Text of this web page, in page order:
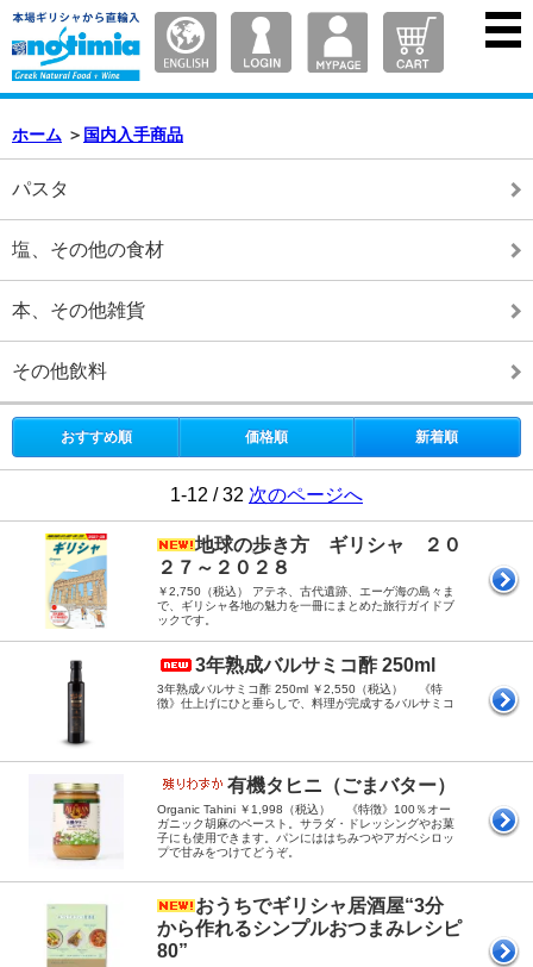
ホーム ＞ 国内入手商品
パスタ
塩、その他の食材
本、その他雑貨
その他飲料
おすすめ順 価格順 新着順
1-12 / 32 次のページへ
地球の歩き方 ギリシャ ２０
２７～２０２８
￥2,750（税込） アテネ、古代遺跡、エーゲ海の島々ま
で、ギリシャ各地の魅力を一冊にまとめた旅行ガイドブ
ックです。
3年熟成バルサミコ酢 250ml
3年熟成バルサミコ酢 250ml ￥2,550（税込） 《特
徴》仕上げにひと垂らしで、料理が完成するバルサミコ
有機タヒニ（ごまバター）
Organic Tahini ￥1,998（税込） 《特徴》100％オー
ガニック胡麻のペースト。サラダ・ドレッシングやお菓
子にも使用できます。パンにははちみつやアガベシロッ
プで甘みをつけてどうぞ。
おうちでギリシャ居酒屋“3分
から作れるシンプルおつまみレシピ
80”